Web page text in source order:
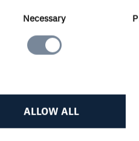
Necessary
ALLOW ALL
Aktiesplit i